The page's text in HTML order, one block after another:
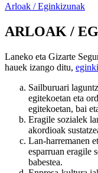
Arloak / Eginkizunak
ARLOAK /
Laneko eta Gizarte
hauek izango ditu,
Sailburuari
egitekoetan eta
egitekoetan, bai
Eragile sozialek
akordioak
Lan-harremanen
esparruan eragile
babestea.